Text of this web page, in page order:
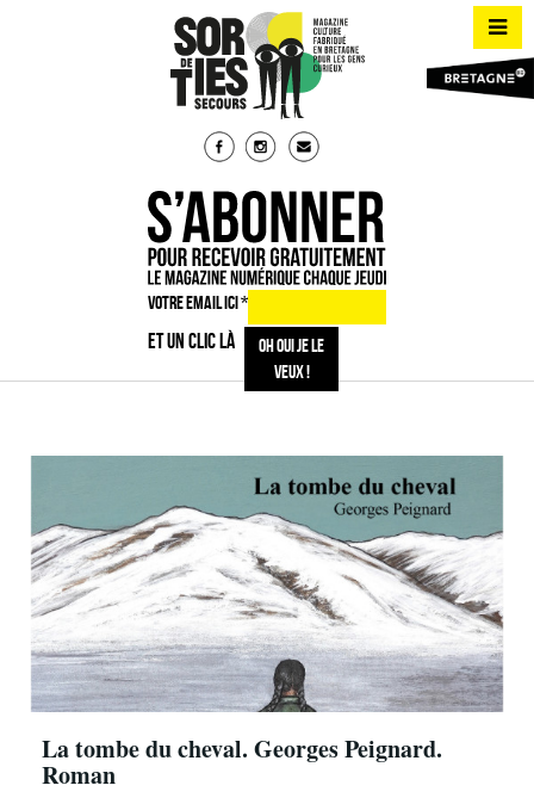
VOTRE EMAIL ICI*
ET UN CLIC LÀ
La tombe du cheval. Georges Peignard.
Roman